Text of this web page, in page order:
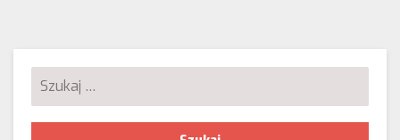
Szukaj: